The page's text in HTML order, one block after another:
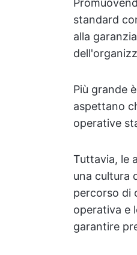
standard
alla
Più grande
aspettano
operative
Tuttavia, le
una cultura
percorso di
operativa e
garantire